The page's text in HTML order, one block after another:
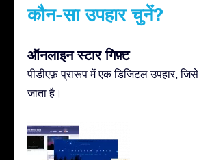
कौन-सा उपहार चुनें?
ऑनलाइन स्टार गिफ़्ट
पीडीएफ़ प्रारूप में एक डिजिटल उपहार,
जाता है।